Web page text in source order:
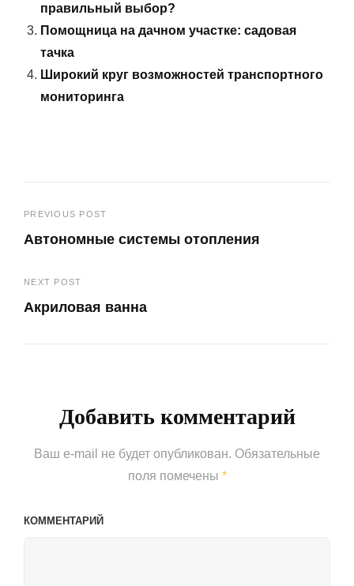
правильный выбор?
Помощница на дачном участке: садовая
тачка
Широкий круг возможностей транспортного
мониторинга
Навигация
по
записям
PREVIOUS POST
Автономные системы отопления
Post
NEXT POST
Акриловая ванна
Добавить комментарий
Ваш e-mail не будет опубликован. Обязательные
поля помечены *
КОММЕНТАРИЙ